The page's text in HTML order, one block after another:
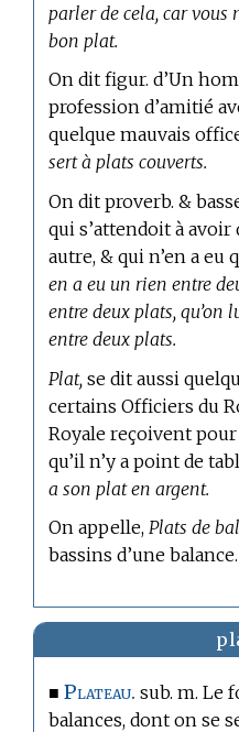
parler de cela, car vous
bon plat.
On dit figur. d’Un
profession d’amitié
quelque mauvais
sert à plats couverts.
On dit proverb. &
qui s’attendoit à avoir
autre, & qui n’en a eu
en a eu un rien entre
entre deux plats, qu’on
entre deux plats.
Plat, se dit aussi
certains Officiers du
Royale reçoivent
qu’il n’y a point de
a son plat en argent.
On appelle,Plats de
bassins d’une balance.
■Plateau. sub. m. Le
balances, dont on se